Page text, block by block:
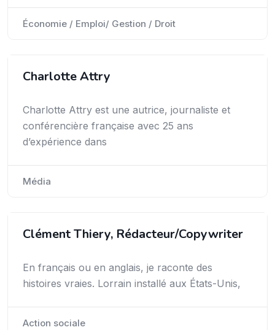
Économie / Emploi/ Gestion / Droit
Charlotte Attry
Charlotte Attry est une autrice, journaliste et
conférencière française avec 25 ans
d’expérience dans
Média
Clément Thiery, Rédacteur/Copywriter
En français ou en anglais, je raconte des
histoires vraies. Lorrain installé aux États-Unis,
Action sociale